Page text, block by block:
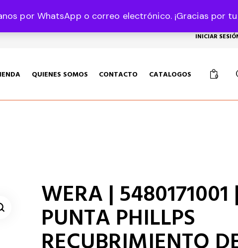
por WhatsApp o correo electrónico. ¡Gracias porUSD, $
INICIAR
QUIENES SOMOS CONTACTO CATALOGOS 0
WERA | 5480171001 |
PUNTA PHILLPS